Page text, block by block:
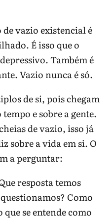
vazio existencial é
É isso que o
Também é
Vazio nunca é só.
de si, pois chegam
e sobre a gente.
de vazio, isso já
sobre a vida em si. O
a perguntar:
resposta temos
Como
se entende como